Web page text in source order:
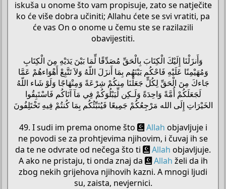
iskuša u onome što vam propisuje, zato se natječite
ko će više dobra učiniti; Allahu ćete se svi vratiti, pa
će vas On o onome u čemu ste se razilazili
obavijestiti.
وَأَنزَلْنَا إِلَيْكَ الْكِتَابَ بِالْحَقِّ مُصَدِّقًا لِّمَا بَيْنَ يَدَيْهِ مِنَ الْكِتَابِ
وَمُهَيْمِنًا عَلَيْهِ فَاحْكُم بَيْنَهُم بِمَا أَنزَلَ اللّهُ وَلاَ تَتَّبِعْ أَهْوَاءهُمْ عَمَّا
جَاءكَ مِنَ الْحَقِّ لِكُلٍّ جَعَلْنَا مِنكُمْ شِرْعَةً وَمِنْهَاجًا وَلَوْ شَاء اللّهُ
لَجَعَلَكُمْ أُمَّةً وَاحِدَةً وَلَـكِن لِّيَبْلُوَكُمْ فِي مَآ آتَاكُم فَاسْتَبِقُوا
الخَيْرَاتِ إِلَى الله مَرْجِعُكُمْ جَمِيعًا فَيُنَبِّئُكُم بِمَا كُنتُمْ فِيهِ تَخْتَلِفُونَ
49. I sudi im prema onome što
Allah objavljuje i
ne povodi se za prohtjevima njihovim, i čuvaj ih se
da te ne odvrate od nečega što ti
Allah objavljuje.
A ako ne pristaju, ti onda znaj da
Allah želi da ih
zbog nekih grijehova njihovih kazni. A mnogi ljudi
su, zaista, nevjernici.